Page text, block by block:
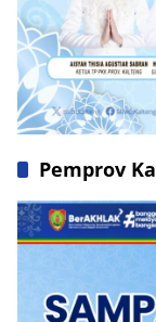
Pemprov